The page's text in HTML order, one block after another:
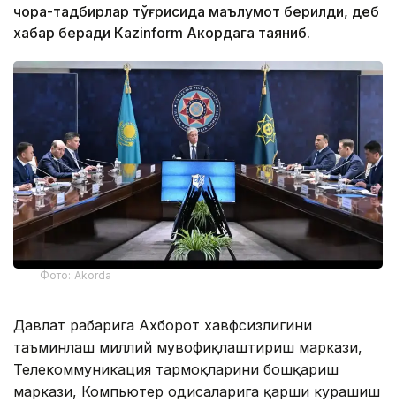
чора-тадбирлар тўғрисида маълумот берилди, деб
хабар беради Каzinform Акордага таяниб.
Фото: Akorda
Давлат раҳбарига Ахборот хавфсизлигини
таъминлаш миллий мувофиқлаштириш маркази,
Телекоммуникация тармоқларини бошқариш
маркази, Компьютер ҳодисаларига қарши курашиш